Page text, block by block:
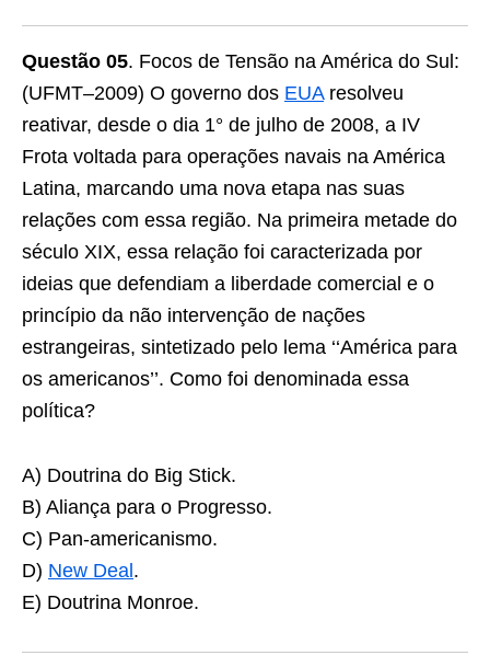
Questão 05. Focos de Tensão na América do Sul:
(UFMT–2009) O governo dos EUAresolveu
reativar, desde o dia 1° de julho de 2008, a IV
Frota voltada para operações navais na América
Latina, marcando uma nova etapa nas suas
relações com essa região. Na primeira metade do
século XIX, essa relação foi caracterizada por
ideias que defendiam a liberdade comercial e o
princípio da não intervenção de nações
estrangeiras, sintetizado pelo lema ‘‘América para
os americanos’’. Como foi denominada essa
política?
A) Doutrina do Big Stick.
B) Aliança para o Progresso.
C) Pan-americanismo.
D) New Deal .
E) Doutrina Monroe.